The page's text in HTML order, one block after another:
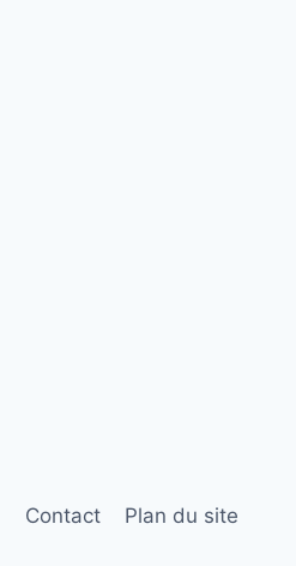
Contact Plan du site